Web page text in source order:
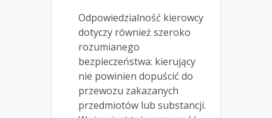
Odpowiedzialność kierowcy
dotyczy również szeroko
rozumianego
bezpieczeństwa: kierujący
nie powinien dopuścić do
przewozu zakazanych
przedmiotów lub substancji.